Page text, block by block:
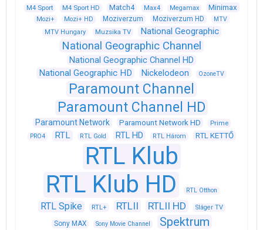
M4 Sport M4 Sport HD Match4 Max4 Megamax Minimax
Mozi+ Mozi+ HD Moziverzum Moziverzum HD
MTV
MTV Hungary
Muzsika TV National Geographic
National Geographic Channel
National Geographic Channel HD
National Geographic HD
Nickelodeon OzoneTV
Paramount Channel
Paramount Channel HD
Paramount Network Paramount Network HD Prime
PRO4 RTL RTL Gold RTL HD RTL Három RTL KETTŐ
RTL Klub
RTL Klub HD
RTL Otthon
RTL Spike RTL+ RTLII RTLII HD Sláger TV
Sony MAX Sony Movie Channel
Spektrum